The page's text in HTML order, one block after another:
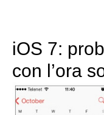
iOS 7:
con l’ora